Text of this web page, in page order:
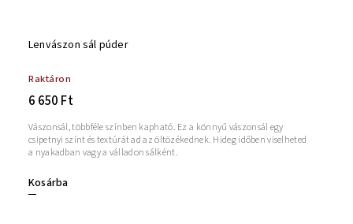
Lenvászon sál púder
Raktáron
6 650 Ft
Kosárba
Vászonsál, többféle színben kapható. Ez a könnyű vászonsál egy
csipetnyi színt és textúrát ad az öltözékednek. Hideg időben viselheted
a nyakadban vagy a válladon sálként.